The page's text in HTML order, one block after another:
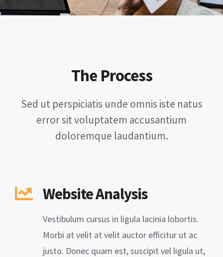
The Process
Sed ut perspiciatis unde omnis iste natus
error sit voluptatem accusantium
doloremque laudantium.
Website Analysis
Vestibulum cursus in ligula lacinia lobortis.
Morbi at velit at velit auctor efficitur ut ac
justo. Donec quam est, suscipit vel ligula ut,